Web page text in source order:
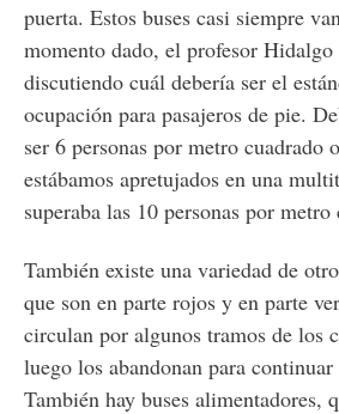
puerta. Estos buses casi siempre
momento dado, el profesor Hidalgo
discutiendo cuál debería ser el
ocupación para pasajeros de pie.
ser 6 personas por metro cuadrado
estábamos apretujados en una
superaba las 10 personas por metro
También existe una variedad de
que son en parte rojos y en parte
circulan por algunos tramos de los
luego los abandonan para
También hay buses alimentadores,